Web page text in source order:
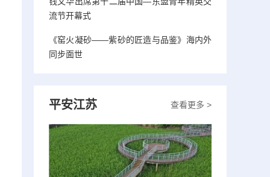
流节开幕式
《窑火凝砂——紫砂的匠造与品鉴》海内外
同步面世
查看更多 >
平安江苏